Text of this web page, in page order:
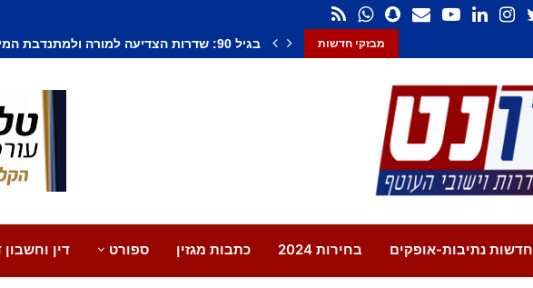
מבזקי חדשות חשד לחיסול בנתיבות: אדם נורה למוות, צעיר
חדשות נתיבות-אופקים בחירות 2024 כתבות מגזין ספורט דין וחשבון